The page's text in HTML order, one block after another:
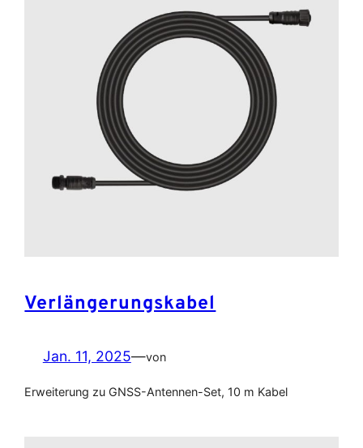
Verlängerungskabel
Jan. 11, 2025—von
Erweiterung zu GNSS-Antennen-Set, 10 m Kabel